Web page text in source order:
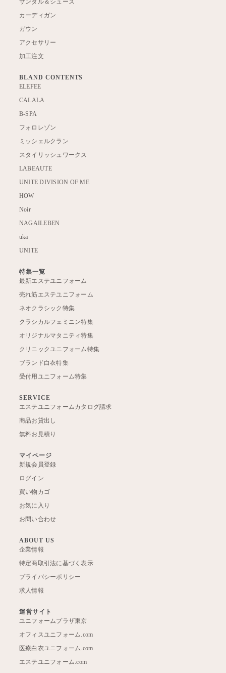
カーディガン
ガウン
アクセサリー
加工注文
BLAND CONTENTS
ELEFEE
CALALA
B-SPA
フォロレゾン
ミッシェルクラン
スタイリッシュワークス
LABEAUTE
UNITE DIVISION OF ME
HOW
Noir
NAGAILEBEN
uka
UNITE
特集一覧
最新エステユニフォーム
売れ筋エステユニフォーム
ネオクラシック特集
クラシカルフェミニン特集
オリジナルマタニティ特集
クリニックユニフォーム特集
ブランド白衣特集
受付用ユニフォーム特集
SERVICE
エステユニフォームカタログ請求
商品お貸出し
無料お見積り
マイページ
新規会員登録
ログイン
買い物カゴ
お気に入り
お問い合わせ
ABOUT US
企業情報
特定商取引法に基づく表示
プライバシーポリシー
求人情報
運営サイト
ユニフォームプラザ東京
オフィスユニフォーム.com
医療白衣ユニフォーム.com
エステユニフォーム.com